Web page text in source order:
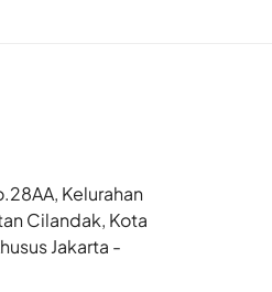
Kelurahan
Cilandak, Kota
Jakarta -